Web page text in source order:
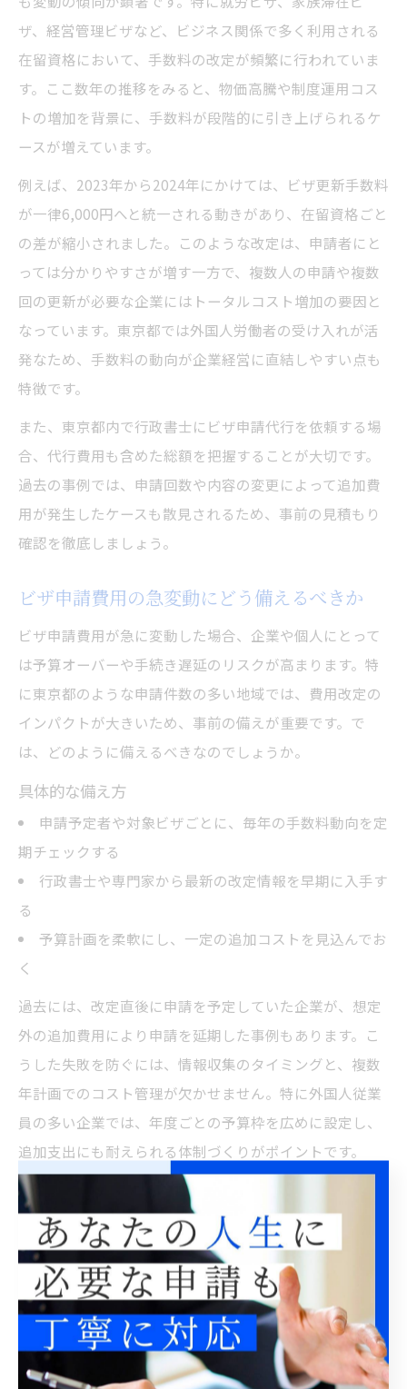
ザ、経営管理ビザなど、ビジネス関係で多く利用される
在留資格において、手数料の改定が頻繁に行われていま
す。ここ数年の推移をみると、物価高騰や制度運用コス
トの増加を背景に、手数料が段階的に引き上げられるケ
ースが増えています。
例えば、2023年から2024年にかけては、ビザ更新手数料
が一律6,000円へと統一される動きがあり、在留資格ごと
の差が縮小されました。このような改定は、申請者にと
っては分かりやすさが増す一方で、複数人の申請や複数
回の更新が必要な企業にはトータルコスト増加の要因と
なっています。東京都では外国人労働者の受け入れが活
発なため、手数料の動向が企業経営に直結しやすい点も
特徴です。
また、東京都内で行政書士にビザ申請代行を依頼する場
合、代行費用も含めた総額を把握することが大切です。
過去の事例では、申請回数や内容の変更によって追加費
用が発生したケースも散見されるため、事前の見積もり
確認を徹底しましょう。
ビザ申請費用の急変動にどう備えるべきか
ビザ申請費用が急に変動した場合、企業や個人にとって
は予算オーバーや手続き遅延のリスクが高まります。特
に東京都のような申請件数の多い地域では、費用改定の
インパクトが大きいため、事前の備えが重要です。で
は、どのように備えるべきなのでしょうか。
具体的な備え方
申請予定者や対象ビザごとに、毎年の手数料動向を定
期チェックする
行政書士や専門家から最新の改定情報を早期に入手す
る
予算計画を柔軟にし、一定の追加コストを見込んでお
く
過去には、改定直後に申請を予定していた企業が、想定
外の追加費用により申請を延期した事例もあります。こ
うした失敗を防ぐには、情報収集のタイミングと、複数
年計画でのコスト管理が欠かせません。特に外国人従業
員の多い企業では、年度ごとの予算枠を広めに設定し、
追加支出にも耐えられる体制づくりがポイントです。
就労ビザ東京の費用見直しの実務的視点
東京都での就労ビザ申請費用は、制度改正や手数料改定
の影響を受けやすく、企業の人事担当者や外国人雇用を
検討する経営者にとっては、常に見直しが求められる分
野です。2024年現在、就労ビザの申請手数料は6,000円
が基準となっていますが、申請内容や在留資格の種類に